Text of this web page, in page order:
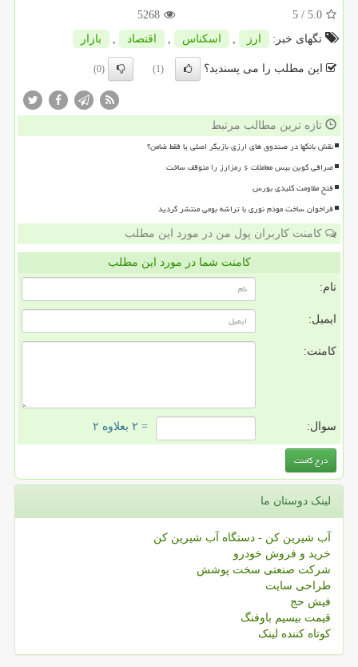
5.0
/ 5
5268
تگهای خبر:
ارز , اسكناس , اقتصاد , بازار
این مطلب را می پسندید؟ (1)
(0)
تازه ترین مطالب مرتبط
نقش بانکها در صندوق های ارزی بازیگر اصلی یا فقط ضامن؟
صرافی کوین بیس معاملات ۶ رمزارز را متوقف ساخت
فتح مقاومت کلیدی بورس
فراخوان ساخت مودم نوری با تراشه بومی منتشر گردید
کامنت کاربران پول من در مورد این مطلب
کامنت شما در مورد این مطلب
نام:
ایمیل:
کامنت:
سوال: = ۲ بعلاوه ۲
لینک دوستان ما
آب شیرین کن - دستگاه آب شیرین کن
خرید و فروش خودرو
شرکت صنعتی سخت پوشش
طراحی سایت
فیش حج
قیمت بیسیم باوفنگ
کوتاه کننده لینک